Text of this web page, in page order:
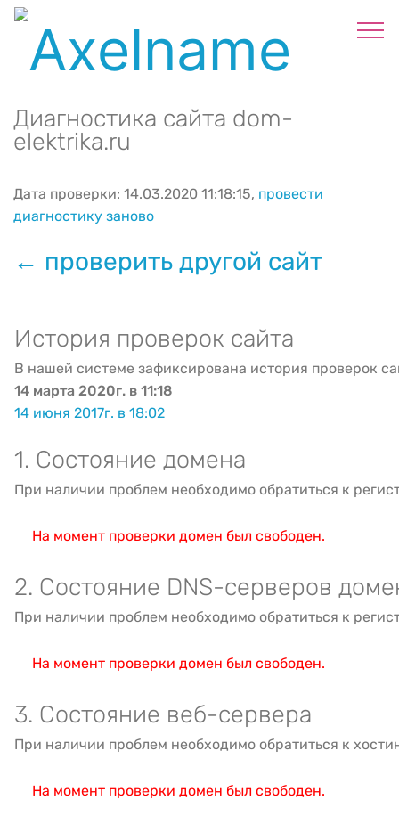
Диагностика сайта dom-
elektrika.ru
Дата проверки: 14.03.2020 11:18:15, провести
диагностику заново
← проверить другой сайт
История проверок сайта
В нашей системе зафиксирована история проверок
14 марта 2020г. в 11:18
14 июня 2017г. в 18:02
1. Состояние домена
При наличии проблем необходимо обратиться к
На момент проверки домен был свободен.
2. Состояние DNS-серверов
При наличии проблем необходимо обратиться к
На момент проверки домен был свободен.
3. Состояние веб-сервера
При наличии проблем необходимо обратиться к
На момент проверки домен был свободен.